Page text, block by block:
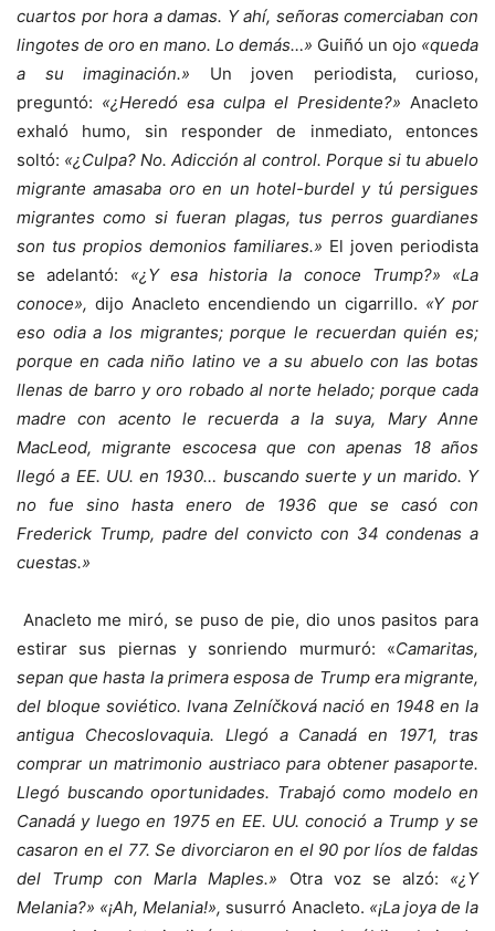
cuartos por hora a damas. Y ahí, señoras comerciaban con
lingotes de oro en mano. Lo demás…» Guiñó un ojo «queda
a su imaginación.» Un joven periodista, curioso,
preguntó: «¿Heredó esa culpa el Presidente?» Anacleto
exhaló humo, sin responder de inmediato, entonces
soltó: «¿Culpa? No. Adicción al control. Porque si tu abuelo
migrante amasaba oro en un hotel-burdel y tú persigues
migrantes como si fueran plagas, tus perros guardianes
son tus propios demonios familiares.» El joven periodista
se adelantó: «¿Y esa historia la conoce Trump?» «La
conoce», dijo Anacleto encendiendo un cigarrillo. «Y por
eso odia a los migrantes; porque le recuerdan quién es;
porque en cada niño latino ve a su abuelo con las botas
llenas de barro y oro robado al norte helado; porque cada
madre con acento le recuerda a la suya, Mary Anne
MacLeod, migrante escocesa que con apenas 18 años
llegó a EE. UU. en 1930… buscando suerte y un marido. Y
no fue sino hasta enero de 1936 que se casó con
Frederick Trump, padre del convicto con 34 condenas a
cuestas.»
Anacleto me miró, se puso de pie, dio unos pasitos para
estirar sus piernas y sonriendo murmuró: «Camaritas,
sepan que hasta la primera esposa de Trump era migrante,
del bloque soviético. Ivana Zelníčková nació en 1948 en la
antigua Checoslovaquia. Llegó a Canadá en 1971, tras
comprar un matrimonio austriaco para obtener pasaporte.
Llegó buscando oportunidades. Trabajó como modelo en
Canadá y luego en 1975 en EE. UU. conoció a Trump y se
casaron en el 77. Se divorciaron en el 90 por líos de faldas
del Trump con Marla Maples.» Otra voz se alzó: «¿Y
Melania?» «¡Ah, Melania!», susurró Anacleto. «¡La joya de la